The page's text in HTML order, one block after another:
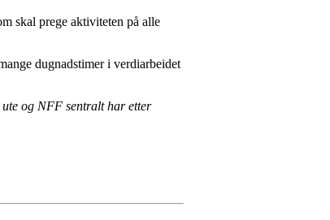
skal prege aktiviteten på alle
dugnadstimer i verdiarbeidet
og NFF sentralt har etter